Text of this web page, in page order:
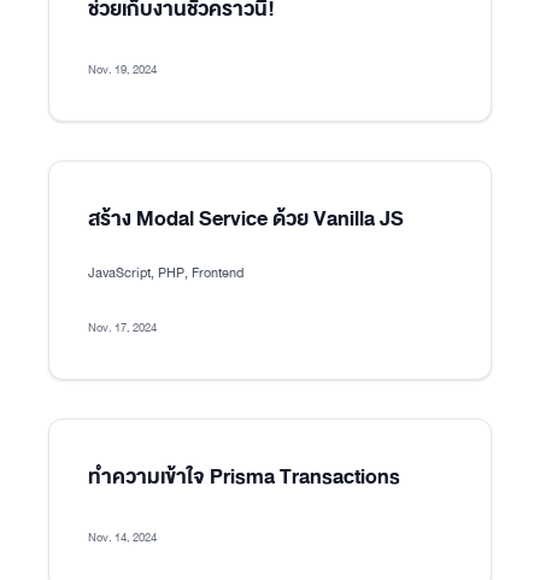
ช่วยเก็บงานชั่วคราวนี้!
Nov. 19, 2024
สร้าง Modal Service ด้วย Vanilla JS
JavaScript, PHP, Frontend
Nov. 17, 2024
ทำความเข้าใจ Prisma Transactions
Nov. 14, 2024